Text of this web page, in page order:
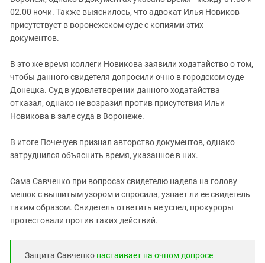
02.00 ночи. Также выяснилось, что адвокат Илья Новиков
присутствует в воронежском суде с копиями этих
документов.
В это же время коллеги Новикова заявили ходатайство о том,
чтобы данного свидетеля допросили очно в городском суде
Донецка. Суд в удовлетворении данного ходатайства
отказал, однако не возразил против присутствия Ильи
Новикова в зале суда в Воронеже.
В итоге Почечуев признал авторство документов, однако
затруднился объяснить время, указанное в них.
Сама Савченко при вопросах свидетелю надела на голову
мешок с вышитым узором и спросила, узнает ли ее свидетель
таким образом. Свидетель ответить не успел, прокуроры
протестовали против таких действий.
Защита Савченко настаивает на очном допросе